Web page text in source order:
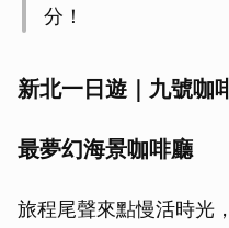
分！
新北一日遊｜九號咖
最夢幻海景咖啡廳
旅程尾聲來點慢活時光